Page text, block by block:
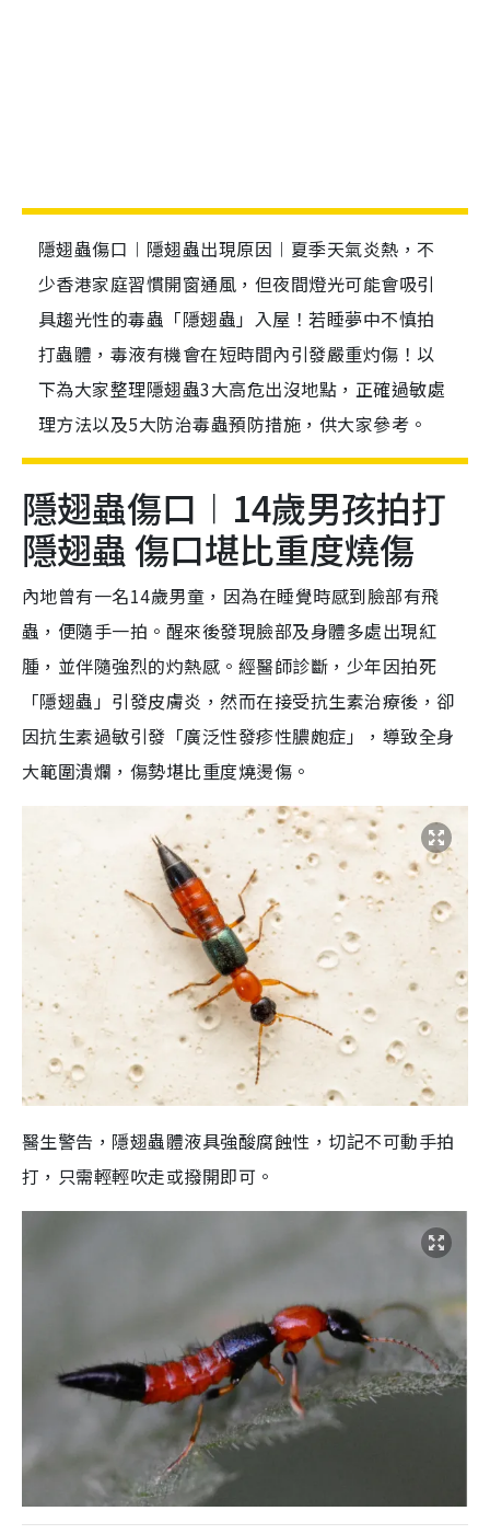
隱翅蟲傷口︱隱翅蟲出現原因︱夏季天氣炎熱，不
少香港家庭習慣開窗通風，但夜間燈光可能會吸引
具趨光性的毒蟲「隱翅蟲」入屋！若睡夢中不慎拍
打蟲體，毒液有機會在短時間內引發嚴重灼傷！以
下為大家整理隱翅蟲3大高危出沒地點，正確過敏處
理方法以及5大防治毒蟲預防措施，供大家參考。
隱翅蟲傷口︱14歲男孩拍打
隱翅蟲 傷口堪比重度燒傷
內地曾有一名14歲男童，因為在睡覺時感到臉部有飛
蟲，便隨手一拍。醒來後發現臉部及身體多處出現紅
腫，並伴隨強烈的灼熱感。經醫師診斷，少年因拍死
「隱翅蟲」引發皮膚炎，然而在接受抗生素治療後，卻
因抗生素過敏引發「廣泛性發疹性膿皰症」，導致全身
大範圍潰爛，傷勢堪比重度燒燙傷。
醫生警告，隱翅蟲體液具強酸腐蝕性，切記不可動手拍
打，只需輕輕吹走或撥開即可。